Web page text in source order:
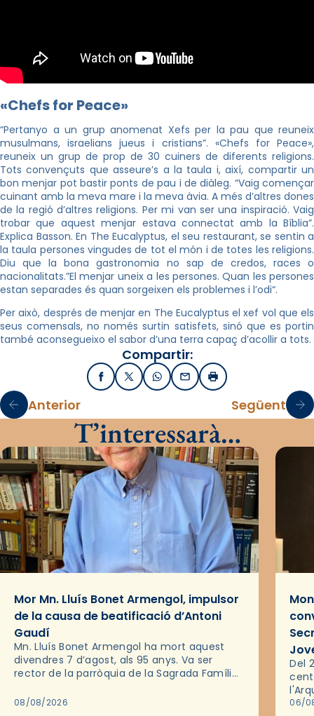
«Chefsfor Peace»
“Pertanyo a un grup anomenat Xefs per la pau que reuneix
musulmans, israelians jueus i cristians”. «Chefs forPeace»,
reuneix un grup de prop de 30 cuiners de diferents religions.
Tots convençuts que asseure’s a la taula i, així, compartir un
bon menjar pot bastir ponts de pau i de diàleg. “Vaig començar
cuinant amb la meva mare i la meva àvia. A més d’altres dones
de la regió d’altres religions. Per mi van ser una inspiració. Vaig
trobar que aquest menjar estava connectat amb la Bíblia”.
Explica Basson. En The Eucalyptus, el seu restaurant, se sentin a
la taula persones vingudes de tot el món i de totes les religions.
Diu que la bona gastronomia no sap de credos, races o
nacionalitats.”El menjar uneix a les persones. Quan les persones
estan separades és quan sorgeixen els problemes i l’odi“.
Per això, després de menjar en The Eucalyptus el xef vol que els
seus comensals, no només surtin satisfets, sinó que es portin
també aconsegueixo el sabor d’una terra capaç d’acollir a tots.
Compartir:
FacebookX / TwitterWhatsApp
EmailImprimir
Anterior Següent
T’interessarà…
Mor Mn. Lluís Bonet Armengol, impulsor
de la causa de beatificació d’Antoni
Gaudí
Mn. Lluís Bonet Armengol ha mort aquest
divendres 7 d’agost, als 95 anys. Va ser
rector de la parròquia de la Sagrada Família
2018,…
08/08/2026
Del
les
06/